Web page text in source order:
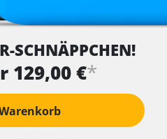
SCHNÄPPCHEN!
129,00 €*